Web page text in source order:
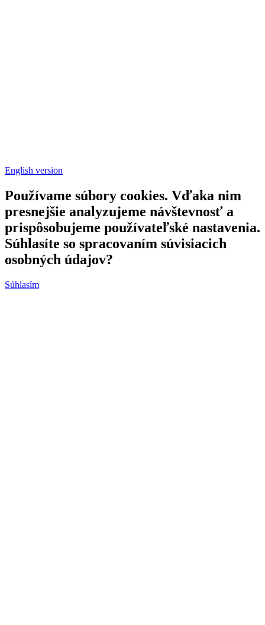
English version
Používame súbory cookies. Vďaka nim
presnejšie analyzujeme návštevnosť a
prispôsobujeme používateľské nastavenia.
Súhlasíte so spracovaním súvisiacich
osobných údajov?
Súhlasím